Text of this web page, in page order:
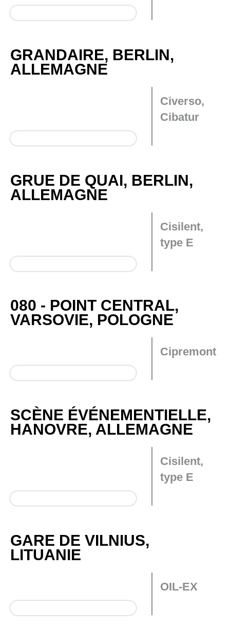
GRANDAIRE, BERLIN,
ALLEMAGNE
Civerso,
Cibatur
GRUE DE QUAI, BERLIN,
ALLEMAGNE
Cisilent,
type E
080 - POINT CENTRAL,
VARSOVIE, POLOGNE
Cipremont
SCÈNE ÉVÉNEMENTIELLE,
HANOVRE, ALLEMAGNE
Cisilent,
type E
GARE DE VILNIUS,
LITUANIE
OIL-EX